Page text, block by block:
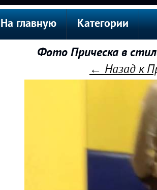
На главную Категории
Фото Прическа в
← Назад к